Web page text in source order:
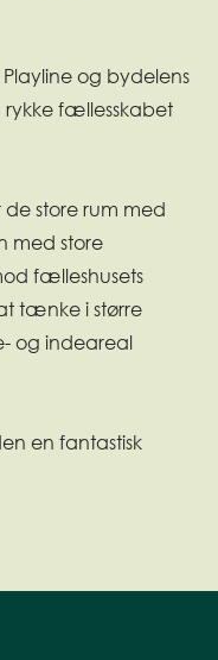
og bydelens
rykke fællesskabet
store rum med
med store
fælleshusets
tænke i større
og indeareal
en fantastisk